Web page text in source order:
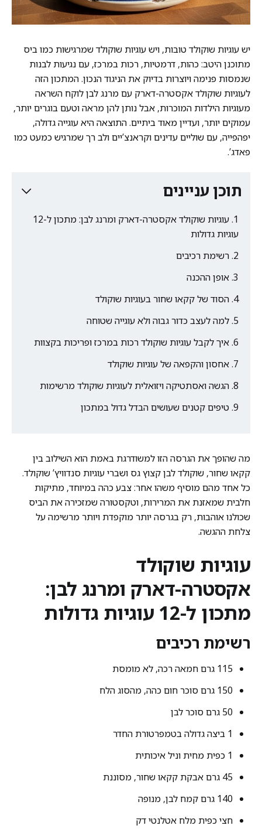
יש עוגיות שוקולד טובות, ויש עוגיות שוקולד שמרגישות כמו ביס
מתוכנן היטב: כהות, דרמטיות, רכות במרכז, עם נגיעות לבנות
שנמסות פנימה ויוצרות בדיוק את הניגוד הנכון. המתכון הזה
לעוגיות שוקולד אקסטרה-דארק עם מרנג לבן לוקח השראה
מעוגיות הילדות המוכרות, אבל נותן להן מראה וטעם בוגרים יותר,
עמוקים יותר, ועדיין מאוד ביתיים. התוצאה היא עוגייה גדולה,
יפהפייה, עם שוליים עדינים וקראנצ’יים ולב רך שמרגיש כמעט כמו
פאדג’.
תוכן עניינים
עוגיות שוקולד אקסטרה-דארק ומרנג לבן: מתכון ל-12
עוגיות גדולות
רשימת רכיבים
אופן ההכנה
הסוד של קקאו שחור בעוגיות שוקולד
למה לעצב כדור גבוה ולא עוגייה שטוחה
איך לקבל עוגיות שוקולד רכות במרכז ופריכות בקצוות
אחסון והקפאה של עוגיות שוקולד
הגשה ואסתטיקה ויזואלית לעוגיות שוקולד מרשימות
טיפים קטנים שעושים הבדל גדול במתכון
מה שהופך את הגרסה הזו למשודרגת באמת הוא השילוב בין
קקאו שחור, שוקולד לבן קצוץ גס ושברי עוגיות סנדוויץ’ שוקולד.
כל אחד מהם מוסיף משהו אחר: צבע כהה במיוחד, מתיקות
חלבית שמאזנת את המרירות, וטקסטורה שמזכירה את הביס
שכולנו אוהבות, רק בגרסה יותר מוקפדת ויותר מרשימה על
צלחת ההגשה.
עוגיות שוקולד
אקסטרה-דארק ומרנג לבן:
מתכון ל-12 עוגיות גדולות
רשימת רכיבים
115 גרם חמאה רכה, לא מומסת
150 גרם סוכר חום כהה, מהסוג הלח
50 גרם סוכר לבן
1 ביצה גדולה בטמפרטורת החדר
1 כפית מחית וניל איכותית
45 גרם אבקת קקאו שחור, מסוננת
140 גרם קמח לבן, מנופה
חצי כפית מלח אטלנטי דק